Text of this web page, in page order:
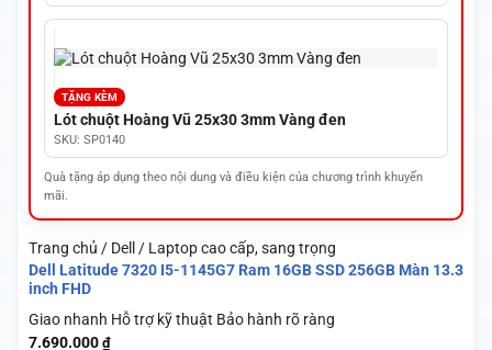
TẶNG KÈM
Lót chuột Hoàng Vũ 25x30 3mm Vàng đen
SKU: SP0140
Quà tặng áp dụng theo nội dung và điều kiện của chương trình khuyến
mãi.
Trang chủ / Dell / Laptop cao cấp, sang trọng
Dell Latitude 7320 I5-1145G7 Ram 16GB SSD 256GB Màn 13.3
inch FHD
Giao nhanh Hỗ trợ kỹ thuật Bảo hành rõ ràng
7.690.000 ₫